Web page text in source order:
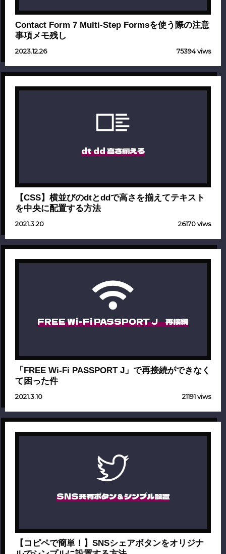
Contact Form 7 Multi-Step Formsを使う際の注意
事項メモ残し
2023.12.26 75394 viws
dt dd 高さ揃える
【CSS】横並びのdtとddで高さを揃えてテキスト
を中央に配置する方法
2021.3.20 26170 viws
FREE Wi-Fi PASSPORT J 再接続
「FREE Wi-Fi PASSPORT J」で再接続ができなく
て困った件
2021.3.10 21191 viws
SNS共有ボタン＆シンプル設置
【コピペで簡単！】SNSシェアボタンをオリジナ